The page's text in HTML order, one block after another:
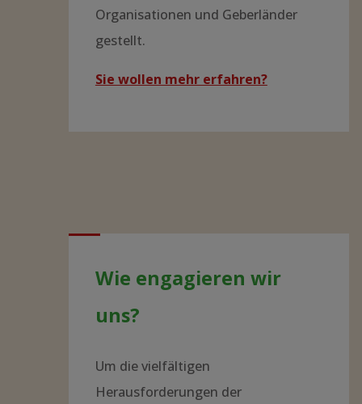
Organisationen und Geberländer
gestellt.
Sie wollen mehr erfahren?
Wie engagieren wir
uns?
Um die vielfältigen
Herausforderungen der